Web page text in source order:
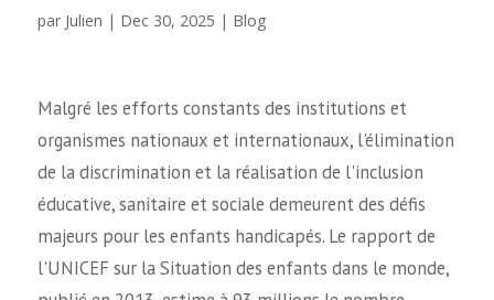
par Julien | Dec 30, 2025 | Blog
Malgré les efforts constants des institutions et
organismes nationaux et internationaux, l'élimination
de la discrimination et la réalisation de l'inclusion
éducative, sanitaire et sociale demeurent des défis
majeurs pour les enfants handicapés. Le rapport de
l'UNICEF sur la Situation des enfants dans le monde,